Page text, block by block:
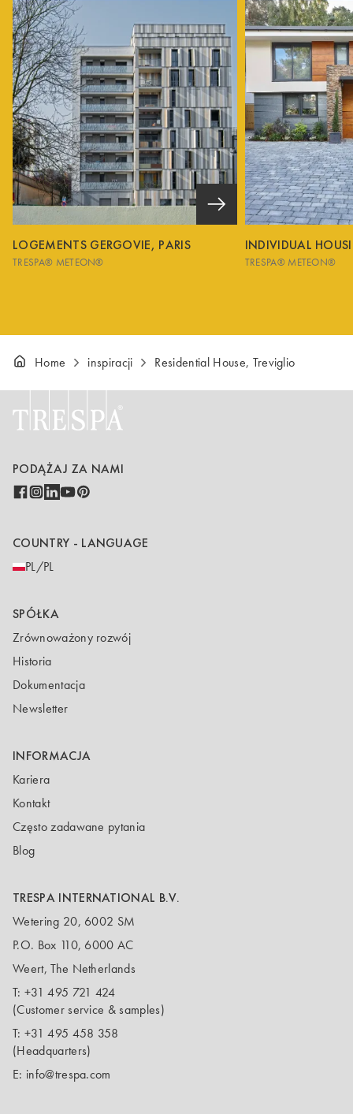
LOGEMENTS GERGOVIE, PARIS
TRESPA® METEON®
INDIVIDUAL
TRESPA® METEON®
Home inspiracji Residential House, Treviglio
PODĄŻAJ ZA NAMI
COUNTRY - LANGUAGE
PL/PL
SPÓŁKA
Zrównoważony rozwój
Historia
Dokumentacja
Newsletter
INFORMACJA
Kariera
Kontakt
Często zadawane pytania
Blog
TRESPA INTERNATIONAL B.V.
Wetering 20, 6002 SM
P.O. Box 110, 6000 AC
Weert, The Netherlands
T: +31 495 721 424
(Customer service & samples)
T: +31 495 458 358
(Headquarters)
E: info@trespa.com